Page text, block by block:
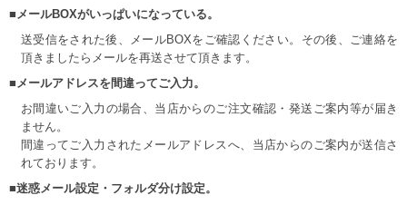
■メールBOXがいっぱいになっている。
送受信をされた後、メールBOXをご確認ください。その後、ご連絡を
頂きましたらメールを再送させて頂きます。
■メールアドレスを間違ってご入力。
お間違いご入力の場合、当店からのご注文確認・発送ご案内等が届き
ません。
間違ってご入力されたメールアドレスへ、当店からのご案内が送信さ
れております。
■迷惑メール設定・フォルダ分け設定。